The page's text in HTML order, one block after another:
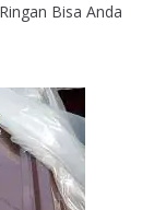
Bisa Anda